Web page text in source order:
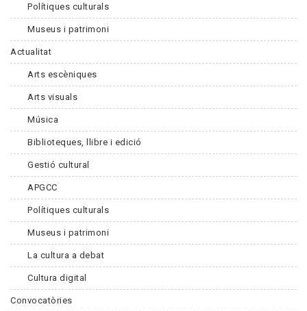
Polítiques culturals
Museus i patrimoni
Actualitat
Arts escèniques
Arts visuals
Música
Biblioteques, llibre i edició
Gestió cultural
APGCC
Polítiques culturals
Museus i patrimoni
La cultura a debat
Cultura digital
Convocatòries